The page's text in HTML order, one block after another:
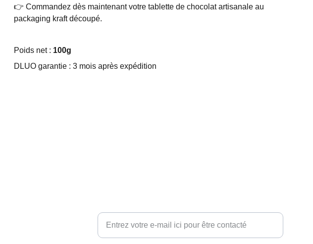
👉 Commandez dès maintenant votre tablette de chocolat artisanale au
packaging kraft découpé.
Poids net : 100g
DLUO garantie : 3 mois après expédition